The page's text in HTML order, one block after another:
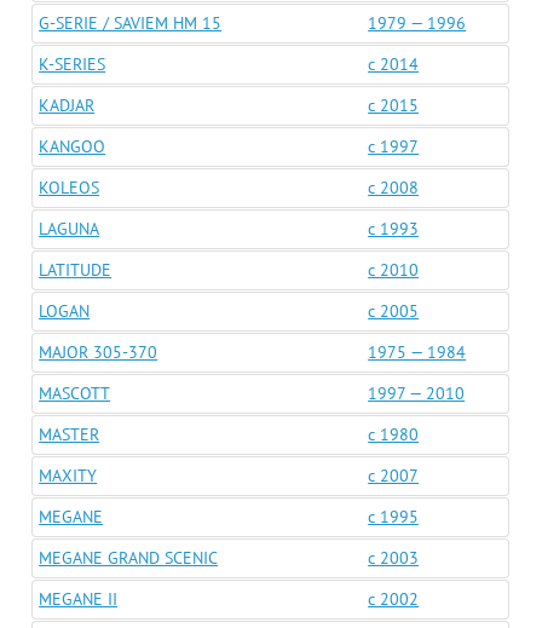
G-SERIE / SAVIEM HM 15
1979 — 1996
K-SERIES
c 2014
KADJAR
c 2015
KANGOO
c 1997
KOLEOS
c 2008
LAGUNA
c 1993
LATITUDE
c 2010
LOGAN
c 2005
MAJOR 305-370
1975 — 1984
MASCOTT
1997 — 2010
MASTER
c 1980
MAXITY
c 2007
MEGANE
c 1995
MEGANE GRAND SCENIC
c 2003
MEGANE II
c 2002